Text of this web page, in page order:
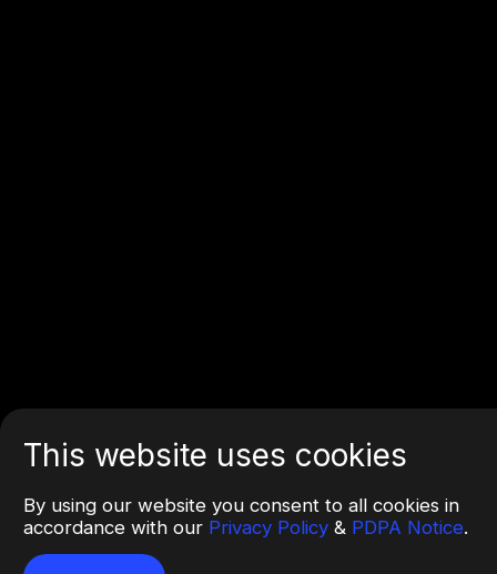
This website uses cookies
By using our website you consent to all cookies in
accordance with our Privacy Policy & PDPA Notice.